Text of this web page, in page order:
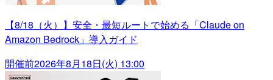
【8/18（火）】安全・最短ルートで始める「Claude on
Amazon Bedrock」導入ガイド
開催前2026年8月18日(火) 13:00